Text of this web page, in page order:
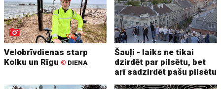
Velobrīvdienas starp
Kolku un Rīgu © DIENA
Šauļi - laiks ne tikai
dzirdēt par pilsētu, bet
arī sadzirdēt pašu pilsētu